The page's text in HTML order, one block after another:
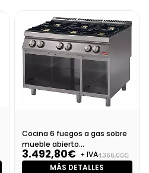
Cocina 6 fuegos a gas sobre
mueble abierto
(1200x900x870) - SV 912
PCGBI
3.492,80€ + IVA4.366,00€
MÁS DETALLES